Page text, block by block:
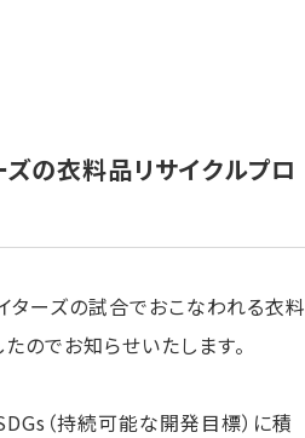
ズの衣料品リサイクルプロ
ターズの試合でおこなわれる衣料
のでお知らせいたします。
（持続可能な開発目標）に積